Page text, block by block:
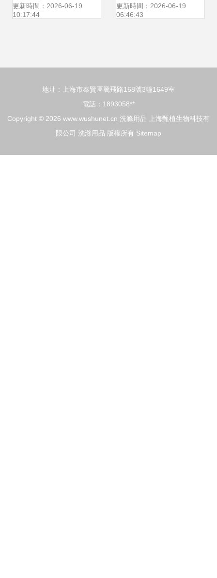
與經營建議
更新時間：2026-06-19
10:17:44
尚健康潮流
更新時間：2026-06-19
06:46:43
地址：上海市奉賢區騰飛路168號3幢1649室
電話：1893058**
Copyright © 2026 www.wushunet.cn 洗滌用品
上海甄植生物科技有
限公司 洗滌用品 版權所有 Sitemap